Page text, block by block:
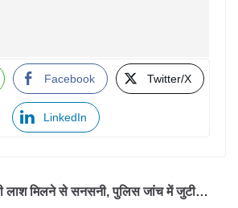
Facebook Twitter/X
LinkedIn
लाश मिलने से सनसनी, पुलिस जांच में जुटी…